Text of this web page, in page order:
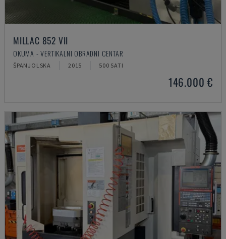
MILLAC 852 VII
OKUMA - VERTIKALNI OBRADNI CENTAR
ŠPANJOLSKA 2015 500 SATI
146.000 €